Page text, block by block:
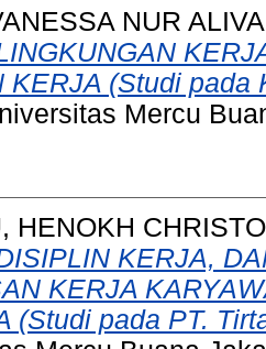
NUR ALIVA
KERJA (Studi pada
Mercu
HENOKH
KERJA,
KERJA
(Studi pada PT.